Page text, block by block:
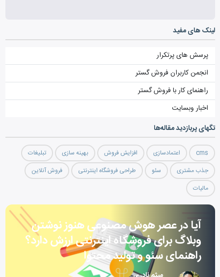
لینک های مفید
پرسش های پرتکرار
انجمن کاربران فروش گستر
راهنمای کار با فروش گستر
اخبار وبسایت
تگ‎های پربازدید مقاله‌ها
cms اعتمادسازی افزایش فروش بهینه سازی
تبلیغات
جذب مشتری
سئو طراحی فروشگاه اینترنتی
فروش آنلاین
مالیات
آیا در عصر هوش مصنوعی هنوز نوشتن
وبلاگ برای فروشگاه اینترنتی ارزش دارد؟
راهنمای سئو و تولید محتوا